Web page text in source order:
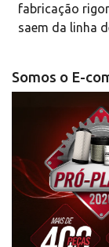
fabricação
saem da linha
Somos o E-